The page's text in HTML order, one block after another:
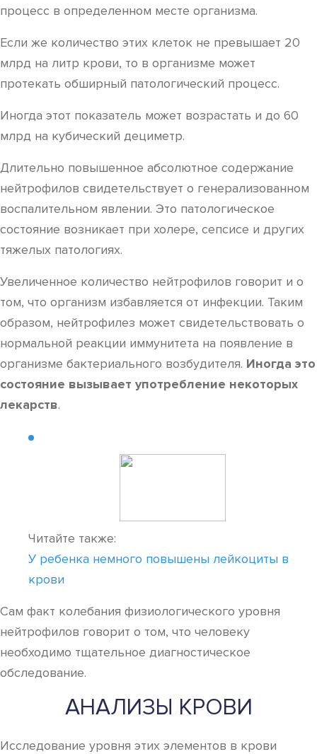
процесс в определенном месте организма.
Если же количество этих клеток не превышает 20
млрд на литр крови, то в организме может
протекать обширный патологический процесс.
Иногда этот показатель может возрастать и до 60
млрд на кубический дециметр.
Длительно повышенное абсолютное содержание
нейтрофилов свидетельствует о генерализованном
воспалительном явлении. Это патологическое
состояние возникает при холере, сепсисе и других
тяжелых патологиях.
Увеличенное количество нейтрофилов говорит и о
том, что организм избавляется от инфекции. Таким
образом, нейтрофилез может свидетельствовать о
нормальной реакции иммунитета на появление в
организме бактериального возбудителя. Иногда это
состояние вызывает употребление некоторых
лекарств.
Читайте также:
У ребенка немного повышены лейкоциты в
крови
Сам факт колебания физиологического уровня
нейтрофилов говорит о том, что человеку
необходимо тщательное диагностическое
обследование.
АНАЛИЗЫ КРОВИ
Исследование уровня этих элементов в крови